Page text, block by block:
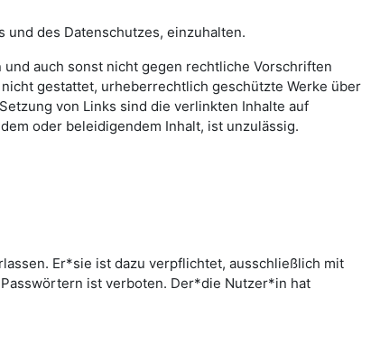
des Datenschutzes, einzuhalten.
auch sonst nicht gegen rechtliche Vorschriften
gestattet, urheberrechtlich geschützte Werke über
von Links sind die verlinkten Inhalte auf
oder beleidigendem Inhalt, ist unzulässig.
Er*sie ist dazu verpflichtet, ausschließlich mit
ist verboten. Der*die Nutzer*in hat